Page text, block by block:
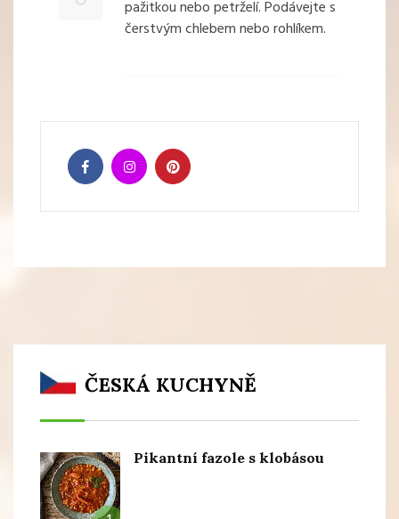
pažitkou nebo petrželí. Podávejte s
čerstvým chlebem nebo rohlíkem.
ČESKÁ KUCHYNĚ
Pikantní fazole s klobásou